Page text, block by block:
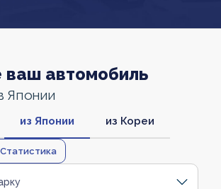
ваш автомобиль
Японии
из Японии из Кореи
Статистика